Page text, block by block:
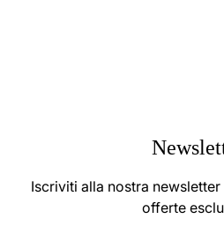
Iscriviti alla nostra
offerte